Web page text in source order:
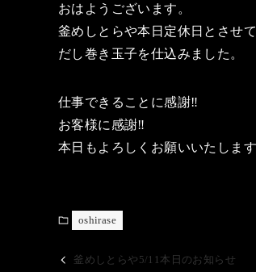
おはようございます。
釜めしとらや本日定休日とさせ
だし巻き玉子を仕込みました。
仕事できることに感謝‼️
お客様に感謝‼️
本日もよろしくお願いいたします
oshirase
釜めしとらや5/11本日のお知らせ